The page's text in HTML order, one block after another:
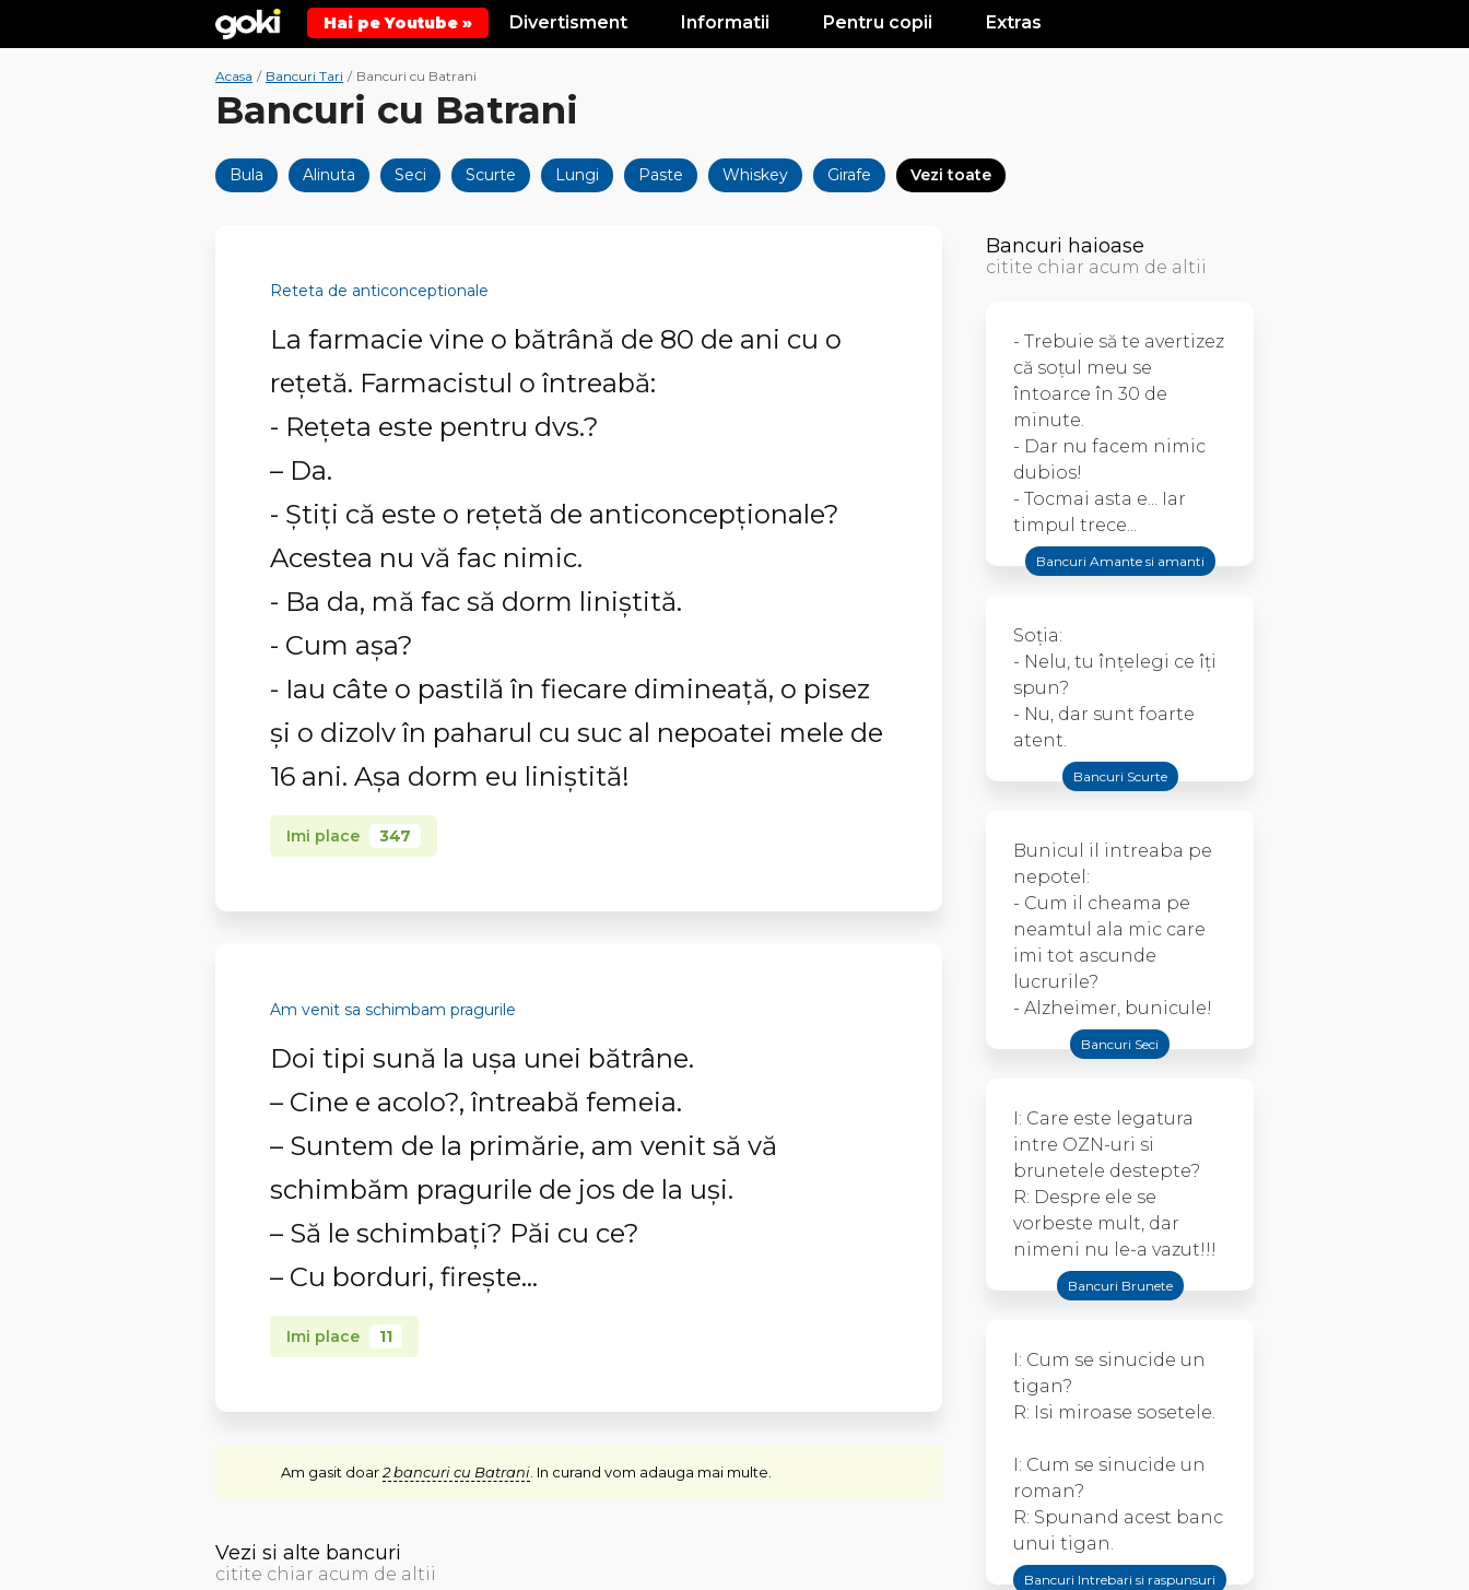
Hai pe Youtube » Divertisment Informatii Pentru copii Extras
Acasa / Bancuri Tari / Bancuri cu Batrani
Bancuri cu Batrani
Bula Alinuta Seci Scurte Lungi Paste Whiskey Girafe Vezi toate
Reteta de anticonceptionale
La farmacie vine o bătrână de 80 de ani cu o
reţetă. Farmacistul o întreabă:
- Reţeta este pentru dvs.?
– Da.
- Ştiţi că este o reţetă de anticoncepţionale?
Acestea nu vă fac nimic.
- Ba da, mă fac să dorm liniştită.
- Cum aşa?
- Iau câte o pastilă în fiecare dimineaţă, o pisez
şi o dizolv în paharul cu suc al nepoatei mele de
16 ani. Aşa dorm eu liniştită!
Imi place 347
Am venit sa schimbam pragurile
Doi tipi sună la ușa unei bătrâne.
– Cine e acolo?, întreabă femeia.
– Suntem de la primărie, am venit să vă
schimbăm pragurile de jos de la uși.
– Să le schimbați? Păi cu ce?
– Cu borduri, firește…
Imi place 11
Am gasit doar2 bancuri cu Batrani . In curand vom adauga mai multe.
Vezi si alte bancuri
citite chiar acum de altii
Bancuri haioase
citite chiar acum de altii
- Trebuie să te avertizez
că soţul meu se
întoarce în 30 de
minute.
- Dar nu facem nimic
dubios!
- Tocmai asta e... Iar
timpul trece...
Bancuri Amante si amanti
Soția:
- Nelu, tu înțelegi ce îți
spun?
- Nu, dar sunt foarte
atent.
Bancuri Scurte
Bunicul il intreaba pe
nepotel:
- Cum il cheama pe
neamtul ala mic care
imi tot ascunde
lucrurile?
- Alzheimer, bunicule!
Bancuri Seci
I: Care este legatura
intre OZN-uri si
brunetele destepte?
R: Despre ele se
vorbeste mult, dar
nimeni nu le-a vazut!!!
Bancuri Brunete
I: Cum se sinucide un
tigan?
R: Isi miroase sosetele.
I: Cum se sinucide un
roman?
R: Spunand acest banc
unui tigan.
Bancuri Intrebari si raspunsuri